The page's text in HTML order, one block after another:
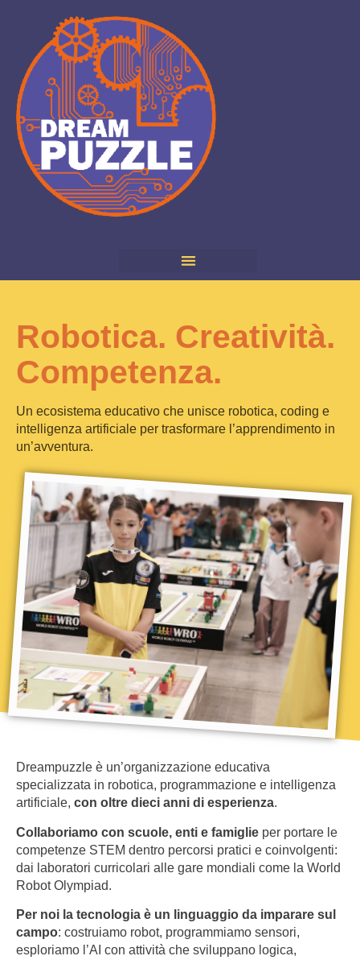
Robotica. Creatività.
Competenza.
Un ecosistema educativo che unisce robotica, coding e
intelligenza artificiale per trasformare l’apprendimento in
un’avventura.
Dreampuzzle è un’organizzazione educativa
specializzata in robotica, programmazione e intelligenza
artificiale, con oltre dieci anni di esperienza.
Collaboriamo con scuole, enti e famiglie per portare le
competenze STEM dentro percorsi pratici e coinvolgenti:
dai laboratori curricolari alle gare mondiali come la World
Robot Olympiad.
Per noi la tecnologia è un linguaggio da imparare sul
campo: costruiamo robot, programmiamo sensori,
esploriamo l’AI con attività che sviluppano logica,